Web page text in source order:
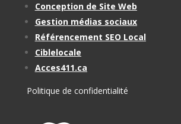
Conception de Site Web
Gestion médias sociaux
Référencement SEO Local
Ciblelocale
Acces411.ca
Politique de confidentialité